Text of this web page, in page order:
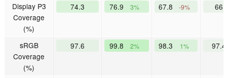
Display P3
Coverage
(%)
74.3 76.9 3% 67.8 -9% 66
sRGB
Coverage
(%)
97.6 99.8 2% 98.3 1%